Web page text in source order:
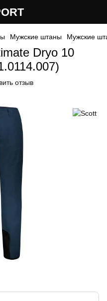
Мужские штаны Мужские
Dryo 10
отзыв